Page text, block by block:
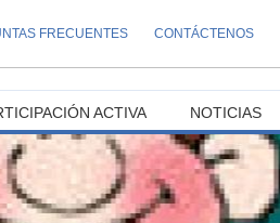
FRECUENTES CONTÁCTENOS
ACTIVA NOTICIAS